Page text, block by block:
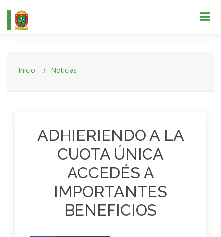
Inicio Noticias
ADHIERIENDO A LA
CUOTA ÚNICA
ACCEDÉS A
IMPORTANTES
BENEFICIOS